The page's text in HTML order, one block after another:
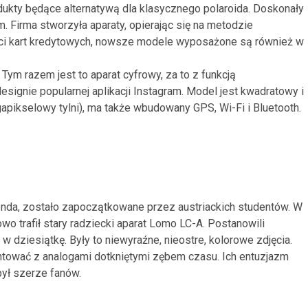
będące alternatywą dla klasycznego polaroida. Doskonały
Firma stworzyła aparaty, opierając się na metodzie
kart kredytowych, nowsze modele wyposażone są również w
razem jest to aparat cyfrowy, za to z funkcją
popularnej aplikacji Instagram. Model jest kwadratowy i
tylni), ma także wbudowany GPS, Wi-Fi i Bluetooth.
zostało zapoczątkowane przez austriackich studentów. W
trafił stary radziecki aparat Lomo LC-A. Postanowili
dziesiątkę. Były to niewyraźne, nieostre, kolorowe zdjęcia.
z analogami dotkniętymi zębem czasu. Ich entuzjazm
szerze fanów.